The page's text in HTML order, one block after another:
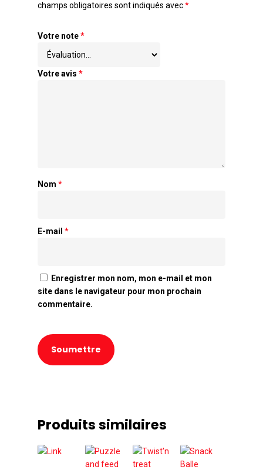
champs obligatoires sont indiqués avec*
Votre note*
Votre avis *
Nom *
E-mail *
Enregistrer mon nom, mon e-mail et mon
site dans le navigateur pour mon prochain
commentaire.
Produits similaires